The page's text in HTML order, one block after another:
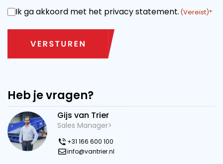
INSTEMMING
Ik ga akkoord met het privacy statement. (Vereist)
Heb je vragen?
Gijs van Trier
Sales Manager>
+31 166 600 100
info@vantrier.nl